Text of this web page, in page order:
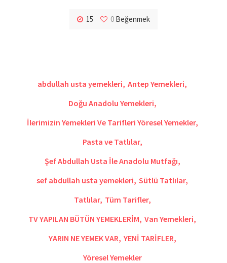
15 0 Beğenmek
abdullah usta yemekleri, Antep Yemekleri,
Doğu Anadolu Yemekleri,
İlerimizin Yemekleri Ve Tarifleri Yöresel Yemekler,
Pasta ve Tatlılar,
Şef Abdullah Usta İle Anadolu Mutfağı,
sef abdullah usta yemekleri, Sütlü Tatlılar,
Tatlılar, Tüm Tarifler,
TV YAPILAN BÜTÜN YEMEKLERİM, Van Yemekleri,
YARIN NE YEMEK VAR, YENİ TARİFLER,
Yöresel Yemekler